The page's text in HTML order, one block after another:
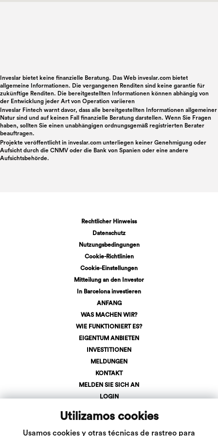
Utilizamos cookies
Usamos cookies y otras técnicas de rastreo para
Inveslar bietet keine finanzielle Beratung. Das Web inveslar.com bietet
allgemeine Informationen. Die vergangenen Renditen sind keine garantie für
zukünftige Renditen. Die bereitgestellten Informationen können abhängig von
der Entwicklung jeder Art von Operation variieren
Inveslar Fintech warnt davor, dass alle bereitgestellten Informationen allgemeiner
Natur sind und auf keinen Fall finanzielle Beratung darstellen. Wenn Sie Fragen
haben, sollten Sie einen unabhängigen ordnungsgemäß registrierten Berater
beauftragen.
Projekte veröffentlicht in inveslar.com unterliegen keiner Genehmigung oder
Aufsicht durch die CNMV oder die Bank von Spanien oder eine andere
Aufsichtsbehörde.
Rechtlicher Hinweiss
Datenschutz
Nutzungsbedingungen
Cookie-Richtlinien
Cookie-Einstellungen
Mitteilung an den Investor
In Barcelona investieren
ANFANG
WAS MACHEN WIR?
WIE FUNKTIONIERT ES?
EIGENTUM ANBIETEN
INVESTITIONEN
MELDUNGEN
KONTAKT
MELDEN SIE SICH AN
LOGIN
info@inveslar.com